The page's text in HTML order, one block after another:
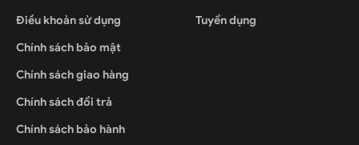
Điều khoản sử dụng
Chính sách bảo mật
Chính sách giao hàng
Chính sách đổi trả
Chính sách bảo hành
Tuyển dụng